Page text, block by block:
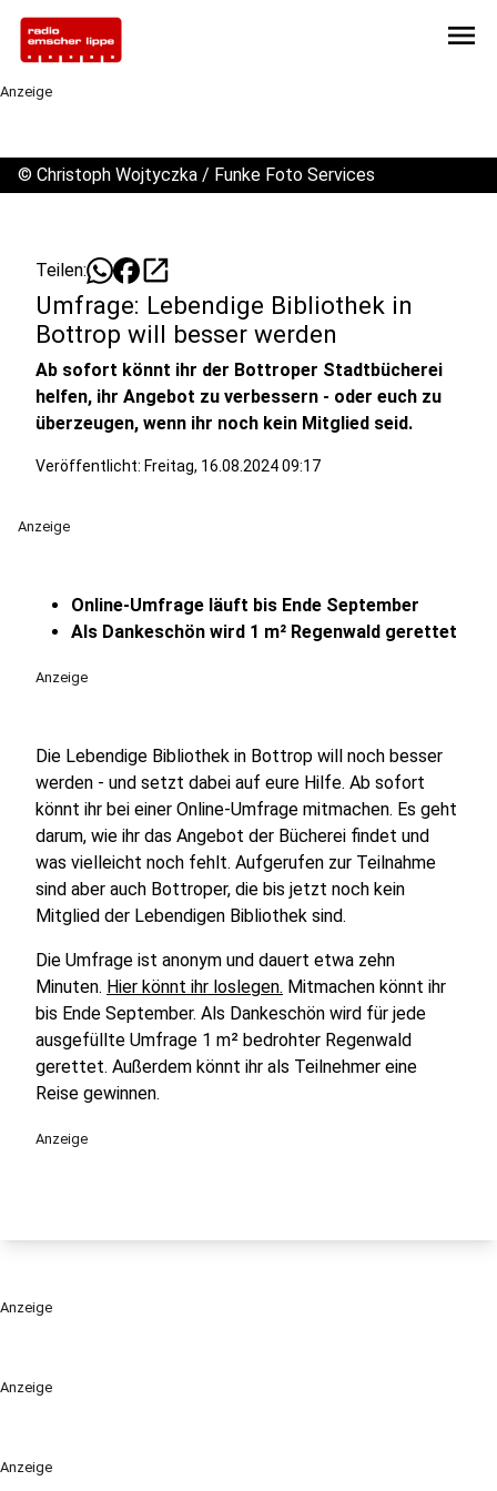
menu
Anzeige
Anzeige
Anzeige
© Christoph Wojtyczka / Funke Foto Services
Teilen: open_in_new
Umfrage: Lebendige Bibliothek in
Bottrop will besser werden
Ab sofort könnt ihr der Bottroper Stadtbücherei
helfen, ihr Angebot zu verbessern - oder euch zu
überzeugen, wenn ihr noch kein Mitglied seid.
Veröffentlicht: Freitag, 16.08.2024 09:17
Anzeige
Online-Umfrage läuft bis Ende September
Als Dankeschön wird 1 m² Regenwald gerettet
Anzeige
Die Lebendige Bibliothek in Bottrop will noch besser
werden - und setzt dabei auf eure Hilfe. Ab sofort
könnt ihr bei einer Online-Umfrage mitmachen. Es geht
darum, wie ihr das Angebot der Bücherei findet und
was vielleicht noch fehlt. Aufgerufen zur Teilnahme
sind aber auch Bottroper, die bis jetzt noch kein
Mitglied der Lebendigen Bibliothek sind.
Die Umfrage ist anonym und dauert etwa zehn
Minuten. Hier könnt ihr loslegen. Mitmachen könnt ihr
bis Ende September. Als Dankeschön wird für jede
ausgefüllte Umfrage 1 m² bedrohter Regenwald
gerettet. Außerdem könnt ihr als Teilnehmer eine
Reise gewinnen.
Anzeige
Anzeige